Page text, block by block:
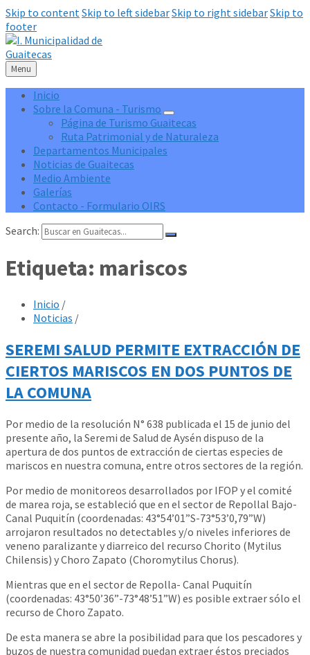
Skip to contentSkip to left sidebarSkip to right sidebarSkip to
footer
Menu
Inicio
Sobre la Comuna - Turismo
Página de Turismo Guaitecas
Ruta Patrimonial y de Naturaleza
Departamentos Municipales
Noticias de Guaitecas
Medio Ambiente
Galerías
Contacto - Formulario OIRS
Search:
Etiqueta: mariscos
Inicio /
Noticias /
SEREMI SALUD PERMITE EXTRACCIÓN DE
CIERTOS MARISCOS EN DOS PUNTOS DE
LA COMUNA
Por medio de la resolución N° 638 publicada el 15 de junio del
presente año, la Seremi de Salud de Aysén dispuso de la
apertura de dos puntos de extracción de ciertas especies de
mariscos en nuestra comuna, entre otros sectores de la región.
Por medio de monitoreos desarrollados por IFOP y el comité
de marea roja, se estableció que en el sector de Repollal Bajo-
Canal Puquitín (coordenadas: 43°54’01”S-73°53’0,79”W)
arrojaron resultados no detectables y/o niveles inferiores de
veneno paralizante y diarreico del recurso Chorito (Mytilus
Chilensis) y Choro Zapato (Choromytilus Chorus).
Mientras que en el sector de Repolla- Canal Puquitín
(coordenadas: 43°50’36”-73°48’51”W) es posible extraer sólo el
recurso de Choro Zapato.
De esta manera se abre la posibilidad para que los pescadores y
buzos de nuestra comunidad puedan extraer éstos preciados